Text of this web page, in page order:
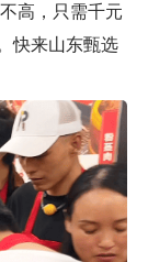
高，只需千元
快来山东甄选